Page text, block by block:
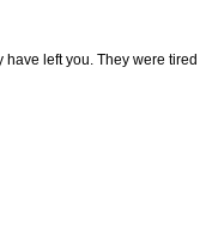
left you. They were